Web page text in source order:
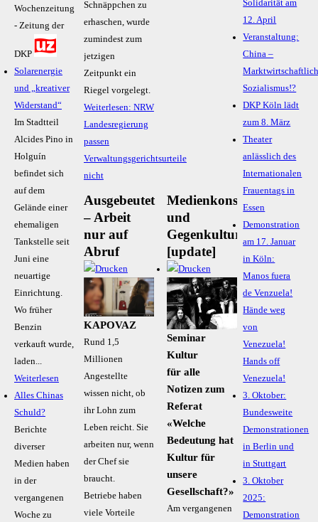
Wochenzeitung
- Zeitung der
DKP
Solarenergie
und „kreativer
Widerstand“
Im Stadtteil
Alcides Pino in
Holguín
befindet sich
auf dem
Gelände einer
ehemaligen
Tankstelle seit
Juni eine
neuartige
Einrichtung.
Wo früher
Benzin
verkauft wurde,
laden...
Weiterlesen
Alles Chinas
Schuld?
Berichte
diverser
Medien haben
in der
vergangenen
Woche zu
Schnäppchen zu
erhaschen, wurde
zumindest zum
jetzigen
Zeitpunkt ein
Riegel vorgelegt.
Weiterlesen: NRW
Landesregierung
passen
Verwaltungsgerichtsurteile
nicht
Ausgebeutet
– Arbeit
nur auf
Abruf
KAPOVAZ
Rund 1,5
Millionen
Angestellte
wissen nicht, ob
ihr Lohn zum
Leben reicht. Sie
arbeiten nur, wenn
der Chef sie
braucht.
Betriebe haben
viele Vorteile
Medienkonsum
und
Gegenkultur
[update]
Seminar
Kultur
für alle
Notizen zum
Referat
«Welche
Bedeutung hat
Kultur für
unsere
Gesellschaft?»
Am vergangenen
Solidarität am
12. April
Veranstaltung:
China –
Sozialismus!?
DKP Köln lädt
zum 8. März
Theater
anlässlich des
Internationalen
Frauentags in
Essen
Demonstration
am 17. Januar
in Köln:
Manos fuera
de Venzuela!
Hände weg
von
Venezuela!
Hands off
Venezuela!
3. Oktober:
Bundesweite
Demonstrationen
in Berlin und
in Stuttgart
3. Oktober
2025:
Demonstration